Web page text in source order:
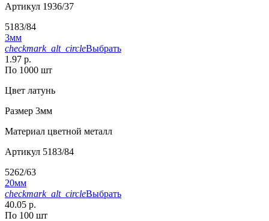
Артикул 1936/37
5183/84
3мм
checkmark_alt_circleВыбрать
1.97 р.
По 1000 шт
Цвет латунь
Размер 3мм
Материал цветной металл
Артикул 5183/84
5262/63
20мм
checkmark_alt_circleВыбрать
40.05 р.
По 100 шт